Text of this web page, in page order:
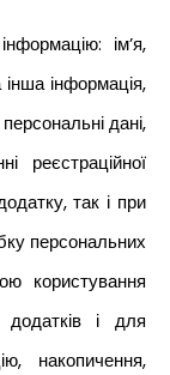
ім’я,
інформація,
дані,
реєстраційної
так і при
персональних
користування
і для
накопичення,